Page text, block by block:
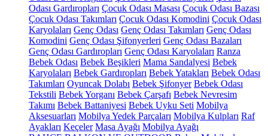
Odası Gardıropları Çocuk Odası Masası Çocuk Odası Bazası
Çocuk Odası Takımları Çocuk Odası Komodini Çocuk Odası
Karyolaları Genç Odası Genç Odası Takımları Genç Odası
Komodini Genç Odası Şifonyerleri Genç Odası Bazaları
Genç Odası Gardıropları Genç Odası Karyolaları Ranza
Bebek Odası Bebek Beşikleri Mama Sandalyesi Bebek
Karyolaları Bebek Gardıropları Bebek Yatakları Bebek Odası
Takımları Oyuncak Dolabı Bebek Şifonyer Bebek Odası
Tekstili Bebek Yorganı Bebek Çarşafı Bebek Nevresim
Takımı Bebek Battaniyesi Bebek Uyku Seti Mobilya
Aksesuarları Mobilya Yedek Parçaları Mobilya Kulpları Raf
Ayakları Keçeler Masa Ayağı Mobilya Ayağı